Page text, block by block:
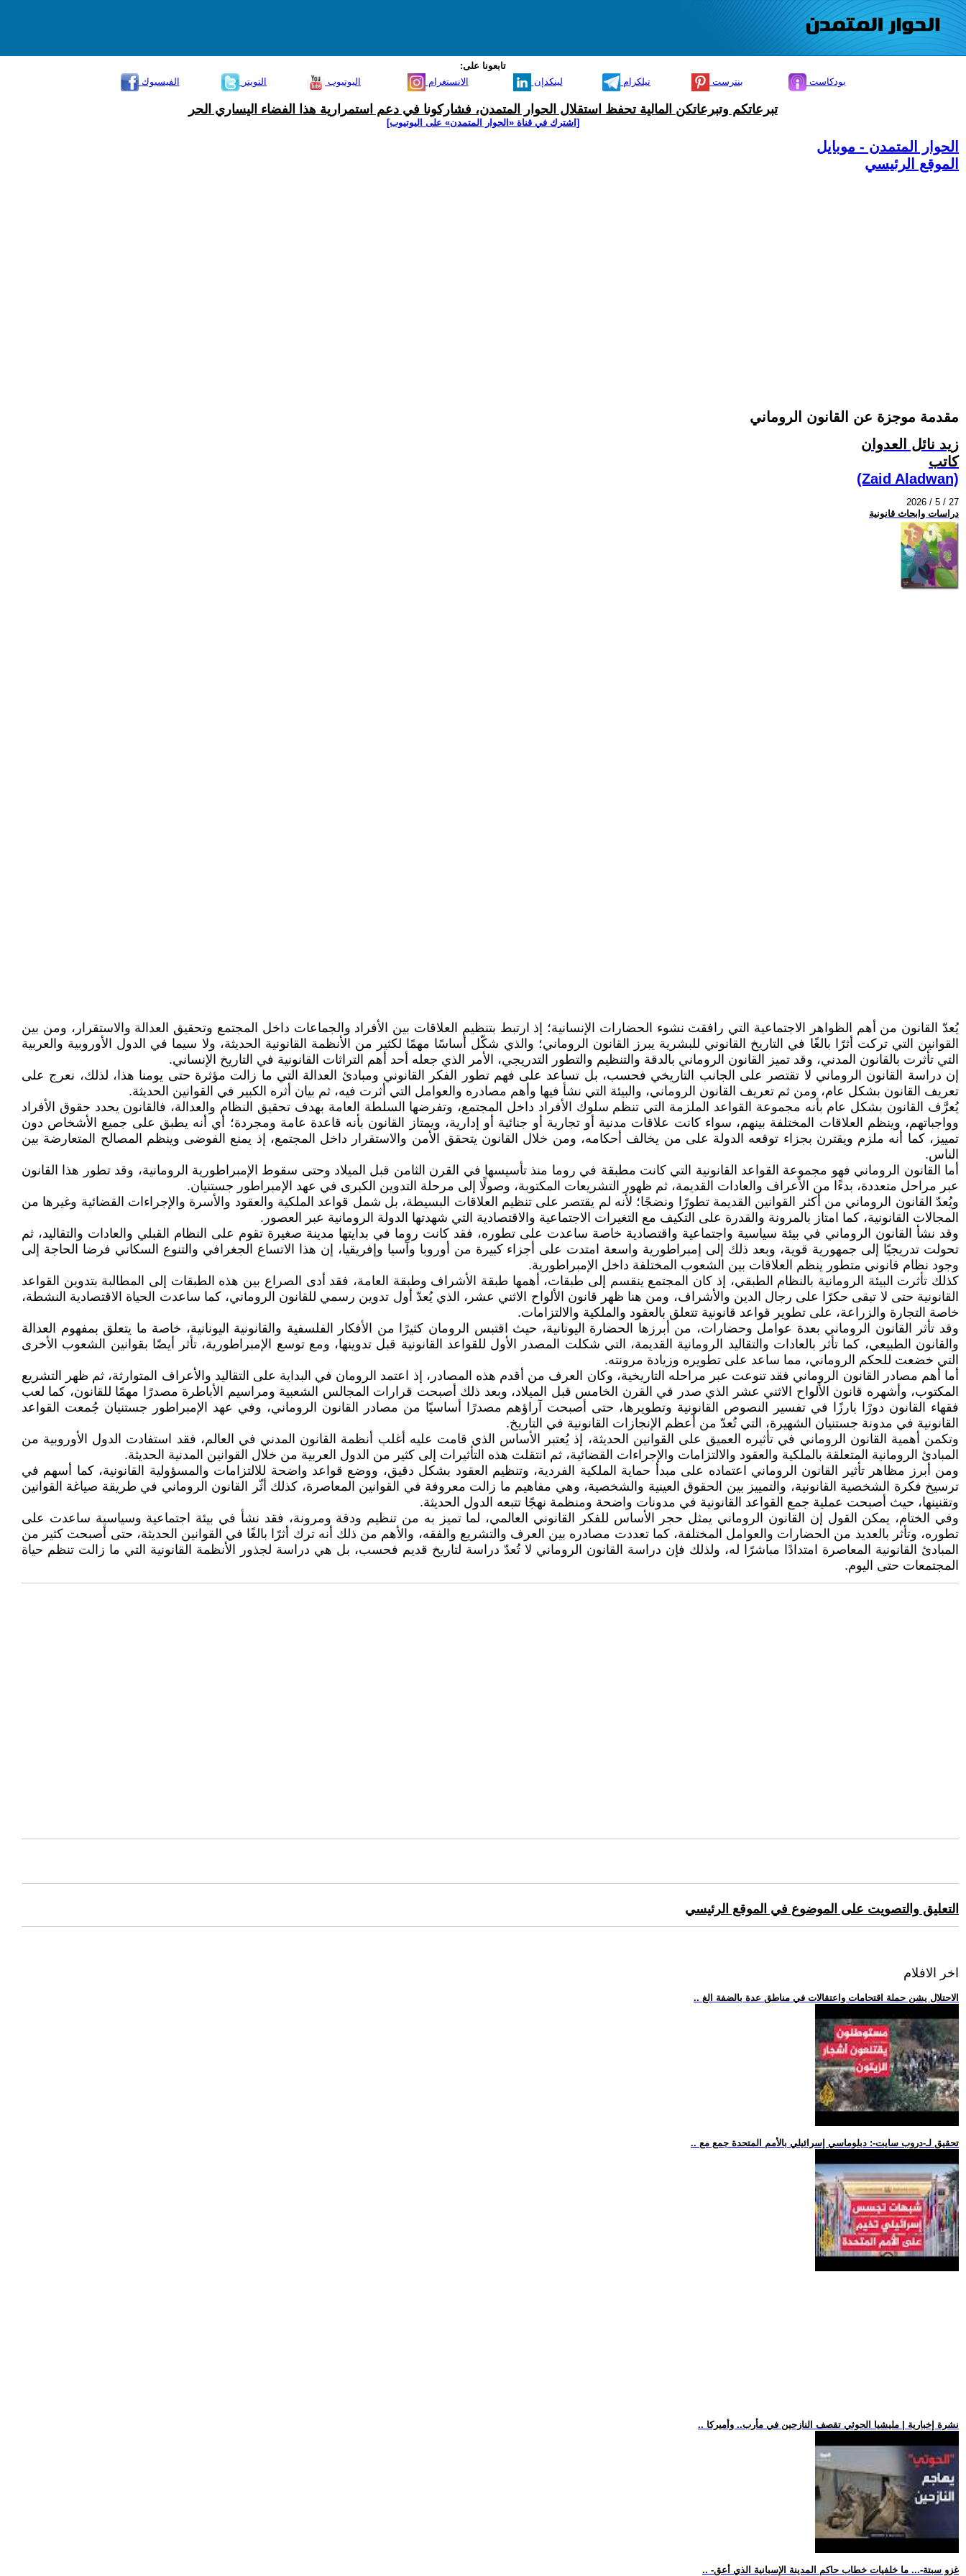
تابعونا على:
الفيسبوك
التويتر اليوتيوب الانستغرام لينكدإن تيلكرام بنترست بودكاست
تبرعاتكم وتبرعاتكن المالية تحفظ استقلال الحوار المتمدن، فشاركونا في دعم استمرارية هذا الفضاء اليساري الحر
[اشترك في قناة ‫«الحوار المتمدن» على اليوتيوب]
الحوار المتمدن - موبايل
الموقع الرئيسي
مقدمة موجزة عن القانون الروماني
زيد نائل العدوان
كاتب
(Zaid Aladwan)
2026 / 5 / 27
دراسات وابحاث قانونية
يُعدّ القانون من أهم الظواهر الاجتماعية التي رافقت نشوء الحضارات الإنسانية؛ إذ ارتبط بتنظيم العلاقات بين الأفراد والجماعات داخل المجتمع وتحقيق العدالة والاستقرار، ومن بين
القوانين التي تركت أثرًا بالغًا في التاريخ القانوني للبشرية يبرز القانون الروماني؛ والذي شكّل أساسًا مهمًا لكثير من الأنظمة القانونية الحديثة، ولا سيما في الدول الأوروبية والعربية
التي تأثرت بالقانون المدني، وقد تميز القانون الروماني بالدقة والتنظيم والتطور التدريجي، الأمر الذي جعله أحد أهم التراثات القانونية في التاريخ الإنساني.
إن دراسة القانون الروماني لا تقتصر على الجانب التاريخي فحسب، بل تساعد على فهم تطور الفكر القانوني ومبادئ العدالة التي ما زالت مؤثرة حتى يومنا هذا، لذلك، نعرج على
تعريف القانون بشكل عام، ومن ثم تعريف القانون الروماني، والبيئة التي نشأ فيها وأهم مصادره والعوامل التي أثرت فيه، ثم بيان أثره الكبير في القوانين الحديثة.
يُعرَّف القانون بشكل عام بأنه مجموعة القواعد الملزمة التي تنظم سلوك الأفراد داخل المجتمع، وتفرضها السلطة العامة بهدف تحقيق النظام والعدالة، فالقانون يحدد حقوق الأفراد
وواجباتهم، وينظم العلاقات المختلفة بينهم، سواء كانت علاقات مدنية أو تجارية أو جنائية أو إدارية، ويمتاز القانون بأنه قاعدة عامة ومجردة؛ أي أنه يطبق على جميع الأشخاص دون
تمييز، كما أنه ملزم ويقترن بجزاء توقعه الدولة على من يخالف أحكامه، ومن خلال القانون يتحقق الأمن والاستقرار داخل المجتمع، إذ يمنع الفوضى وينظم المصالح المتعارضة بين
الناس.
أما القانون الروماني فهو مجموعة القواعد القانونية التي كانت مطبقة في روما منذ تأسيسها في القرن الثامن قبل الميلاد وحتى سقوط الإمبراطورية الرومانية، وقد تطور هذا القانون
عبر مراحل متعددة، بدءًا من الأعراف والعادات القديمة، ثم ظهور التشريعات المكتوبة، وصولًا إلى مرحلة التدوين الكبرى في عهد الإمبراطور جستنيان.
ويُعدّ القانون الروماني من أكثر القوانين القديمة تطورًا ونضجًا؛ لأنه لم يقتصر على تنظيم العلاقات البسيطة، بل شمل قواعد الملكية والعقود والأسرة والإجراءات القضائية وغيرها من
المجالات القانونية، كما امتاز بالمرونة والقدرة على التكيف مع التغيرات الاجتماعية والاقتصادية التي شهدتها الدولة الرومانية عبر العصور.
وقد نشأ القانون الروماني في بيئة سياسية واجتماعية واقتصادية خاصة ساعدت على تطوره، فقد كانت روما في بدايتها مدينة صغيرة تقوم على النظام القبلي والعادات والتقاليد، ثم
تحولت تدريجيًا إلى جمهورية قوية، وبعد ذلك إلى إمبراطورية واسعة امتدت على أجزاء كبيرة من أوروبا وآسيا وإفريقيا، إن هذا الاتساع الجغرافي والتنوع السكاني فرضا الحاجة إلى
وجود نظام قانوني متطور ينظم العلاقات بين الشعوب المختلفة داخل الإمبراطورية.
كذلك تأثرت البيئة الرومانية بالنظام الطبقي، إذ كان المجتمع ينقسم إلى طبقات، أهمها طبقة الأشراف وطبقة العامة، فقد أدى الصراع بين هذه الطبقات إلى المطالبة بتدوين القواعد
القانونية حتى لا تبقى حكرًا على رجال الدين والأشراف، ومن هنا ظهر قانون الألواح الاثني عشر، الذي يُعدّ أول تدوين رسمي للقانون الروماني، كما ساعدت الحياة الاقتصادية النشطة،
خاصة التجارة والزراعة، على تطوير قواعد قانونية تتعلق بالعقود والملكية والالتزامات.
وقد تأثر القانون الروماني بعدة عوامل وحضارات، من أبرزها الحضارة اليونانية، حيث اقتبس الرومان كثيرًا من الأفكار الفلسفية والقانونية اليونانية، خاصة ما يتعلق بمفهوم العدالة
والقانون الطبيعي، كما تأثر بالعادات والتقاليد الرومانية القديمة، التي شكلت المصدر الأول للقواعد القانونية قبل تدوينها، ومع توسع الإمبراطورية، تأثر أيضًا بقوانين الشعوب الأخرى
التي خضعت للحكم الروماني، مما ساعد على تطويره وزيادة مرونته.
أما أهم مصادر القانون الروماني فقد تنوعت عبر مراحله التاريخية، وكان العرف من أقدم هذه المصادر، إذ اعتمد الرومان في البداية على التقاليد والأعراف المتوارثة، ثم ظهر التشريع
المكتوب، وأشهره قانون الألواح الاثني عشر الذي صدر في القرن الخامس قبل الميلاد، وبعد ذلك أصبحت قرارات المجالس الشعبية ومراسيم الأباطرة مصدرًا مهمًا للقانون، كما لعب
فقهاء القانون دورًا بارزًا في تفسير النصوص القانونية وتطويرها، حتى أصبحت آراؤهم مصدرًا أساسيًا من مصادر القانون الروماني، وفي عهد الإمبراطور جستنيان جُمعت القواعد
القانونية في مدونة جستنيان الشهيرة، التي تُعدّ من أعظم الإنجازات القانونية في التاريخ.
وتكمن أهمية القانون الروماني في تأثيره العميق على القوانين الحديثة، إذ يُعتبر الأساس الذي قامت عليه أغلب أنظمة القانون المدني في العالم، فقد استفادت الدول الأوروبية من
المبادئ الرومانية المتعلقة بالملكية والعقود والالتزامات والإجراءات القضائية، ثم انتقلت هذه التأثيرات إلى كثير من الدول العربية من خلال القوانين المدنية الحديثة.
ومن أبرز مظاهر تأثير القانون الروماني اعتماده على مبدأ حماية الملكية الفردية، وتنظيم العقود بشكل دقيق، ووضع قواعد واضحة للالتزامات والمسؤولية القانونية، كما أسهم في
ترسيخ فكرة الشخصية القانونية، والتمييز بين الحقوق العينية والشخصية، وهي مفاهيم ما زالت معروفة في القوانين المعاصرة، كذلك أثّر القانون الروماني في طريقة صياغة القوانين
وتقنينها، حيث أصبحت عملية جمع القواعد القانونية في مدونات واضحة ومنظمة نهجًا تتبعه الدول الحديثة.
وفي الختام، يمكن القول إن القانون الروماني يمثل حجر الأساس للفكر القانوني العالمي، لما تميز به من تنظيم ودقة ومرونة، فقد نشأ في بيئة اجتماعية وسياسية ساعدت على
تطوره، وتأثر بالعديد من الحضارات والعوامل المختلفة، كما تعددت مصادره بين العرف والتشريع والفقه، والأهم من ذلك أنه ترك أثرًا بالغًا في القوانين الحديثة، حتى أصبحت كثير من
المبادئ القانونية المعاصرة امتدادًا مباشرًا له، ولذلك فإن دراسة القانون الروماني لا تُعدّ دراسة لتاريخ قديم فحسب، بل هي دراسة لجذور الأنظمة القانونية التي ما زالت تنظم حياة
المجتمعات حتى اليوم.
التعليق والتصويت على الموضوع في الموقع الرئيسي
اخر الافلام
.. الاحتلال يشن حملة اقتحامات واعتقالات في مناطق عدة بالضفة الغ
.. تحقيق لـ-دروب سايت-: دبلوماسي إسرائيلي بالأمم المتحدة جمع مع
.. نشرة إخبارية | مليشيا الحوثي تقصف النازحين في مأرب.. وأميركا
.. -غزو سبتة-... ما خلفيات خطاب حاكم المدينة الإسبانية الذي أعق